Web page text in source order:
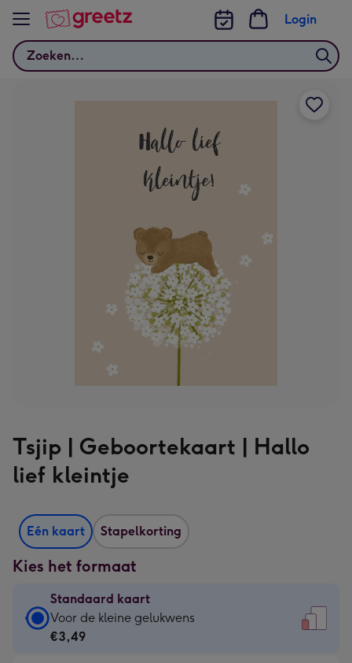
Bekijk meer
Zoeken
Login
Tsjip | Geboortekaart | Hallo
lief kleintje
Eén kaart Stapelkorting
Kies het formaat
Standaard kaart
Standaard
kaart
Voor de kleine gelukwens
€3,49